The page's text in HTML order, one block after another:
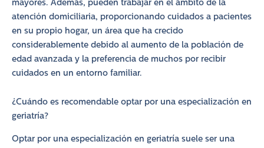
mayores. Además, pueden trabajar en el ámbito de la
atención domiciliaria, proporcionando cuidados a pacientes
en su propio hogar, un área que ha crecido
considerablemente debido al aumento de la población de
edad avanzada y la preferencia de muchos por recibir
cuidados en un entorno familiar.
¿Cuándo es recomendable optar por una especialización en
geriatría?
Optar por una especialización en geriatría suele ser una